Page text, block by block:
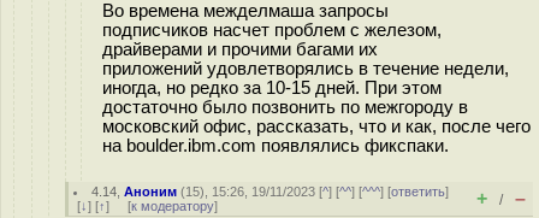
Во времена межделмаша запросы
подписчиков насчет проблем с железом,
драйверами и прочими багами их
приложений удовлетворялись в течение недели,
иногда, но редко за 10-15 дней. При этом
достаточно было позвонить по межгороду в
московский офис, рассказать, что и как, после чего
на boulder.ibm.com появлялись фикспаки.
4.14 ,Аноним (15), 15:26, 19/11/2023 [^] [^^] [^^^] [ответить]
[↓] [↑] [к модератору] + / –